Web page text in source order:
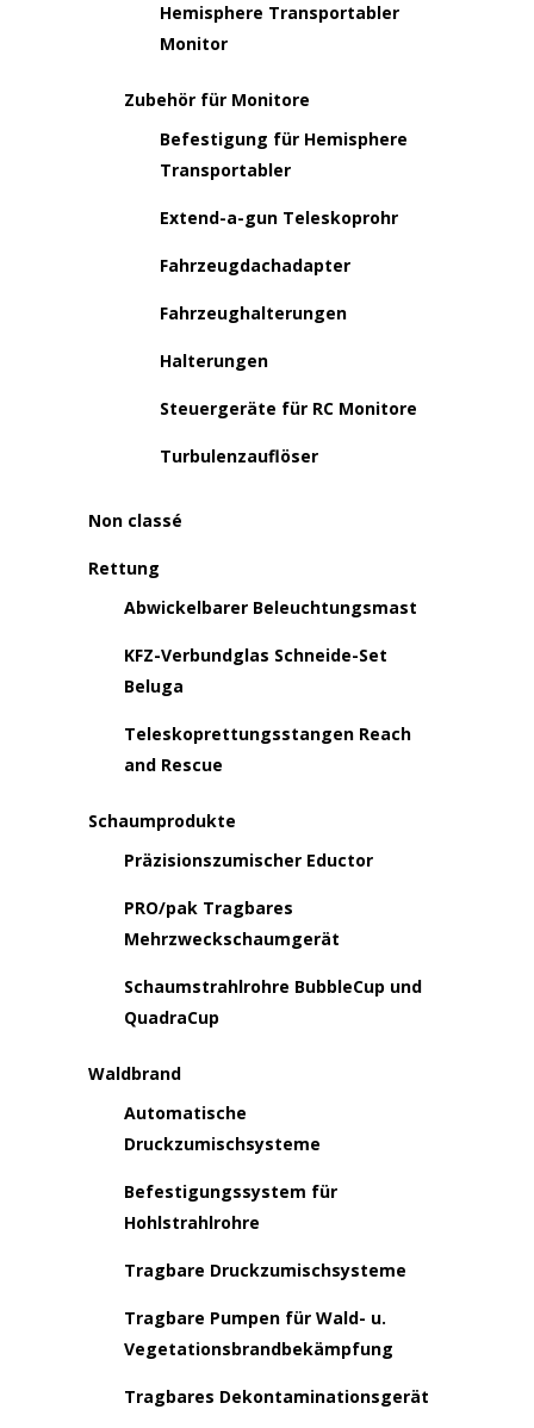
Hemisphere Transportabler
Monitor
Zubehör für Monitore
Befestigung für Hemisphere
Transportabler
Extend-a-gun Teleskoprohr
Fahrzeugdachadapter
Fahrzeughalterungen
Halterungen
Steuergeräte für RC Monitore
Turbulenzauflöser
Non classé
Rettung
Abwickelbarer Beleuchtungsmast
KFZ-Verbundglas Schneide-Set
Beluga
Teleskoprettungsstangen Reach
and Rescue
Schaumprodukte
Präzisionszumischer Eductor
PRO/pak Tragbares
Mehrzweckschaumgerät
Schaumstrahlrohre BubbleCup und
QuadraCup
Waldbrand
Automatische
Druckzumischsysteme
Befestigungssystem für
Hohlstrahlrohre
Tragbare Druckzumischsysteme
Tragbare Pumpen für Wald- u.
Vegetationsbrandbekämpfung
Tragbares Dekontaminationsgerät